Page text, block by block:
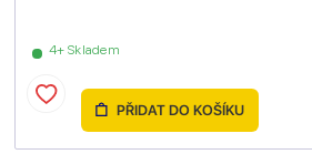
4+ Skladem
PŘIDAT DO KOŠÍKU